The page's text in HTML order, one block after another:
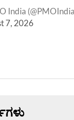
India
7, 2026